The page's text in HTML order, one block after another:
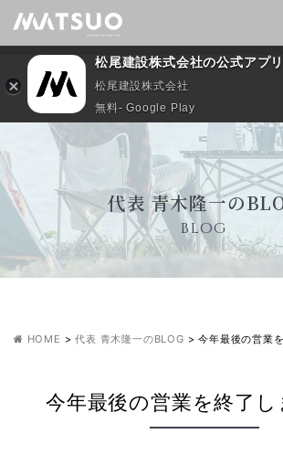
代表 青木隆一の
BLOG
HOME >代表 青木隆一のBLOG >今年最後の営業
今年最後の営業を終了し
松尾建設株式会社の公式アプリ
松尾建設株式会社
無料- Google Play